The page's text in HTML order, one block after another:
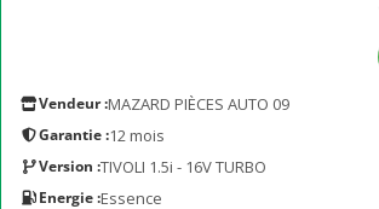
Vendeur :MAZARD PIÈCES AUTO 09
Garantie :12 mois
Version :TIVOLI 1.5i - 16V TURBO
Energie :Essence